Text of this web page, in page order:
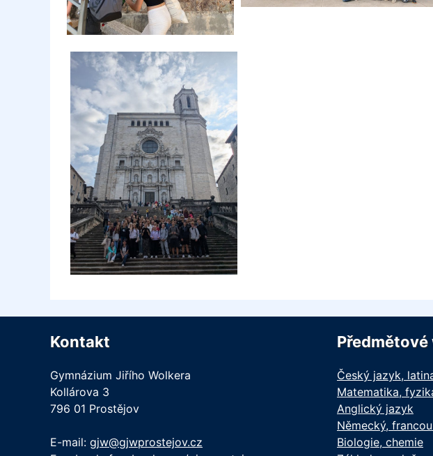
Kontakt
Gymnázium Jiřího Wolkera
Kollárova 3
796 01 Prostějov
E-mail: gjw@gjwprostejov.cz
Předmětové
Český jazyk,
Matematika,
Anglický jazyk
Německý,
Biologie, chemie